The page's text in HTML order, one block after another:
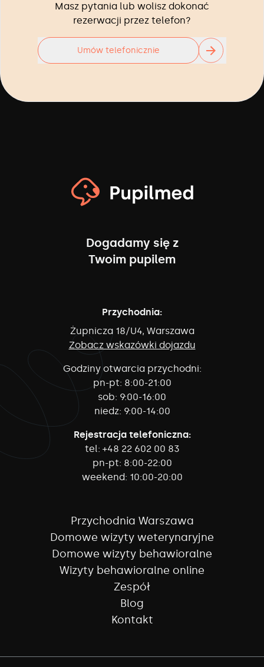
Masz pytania lub wolisz dokonać
rezerwacji przez telefon?
Umów telefonicznie
Dogadamy się z
Twoim pupilem
Przychodnia:
Żupnicza 18/U4, Warszawa
Zobacz wskazówki dojazdu
Godziny otwarcia przychodni:
pn-pt: 8:00-21:00
sob: 9:00-16:00
niedz: 9:00-14:00
Rejestracja telefoniczna:
tel: +48 22 602 00 83
pn-pt: 8:00-22:00
weekend: 10:00-20:00
Przychodnia Warszawa
Domowe wizyty weterynaryjne
Domowe wizyty behawioralne
Wizyty behawioralne online
Zespół
Blog
Kontakt